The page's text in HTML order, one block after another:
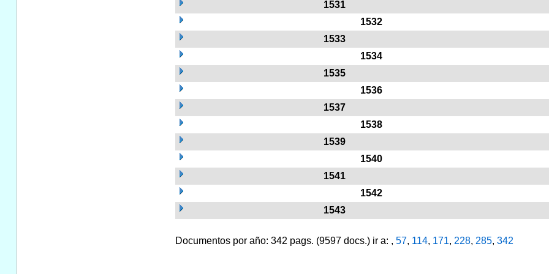
1531
1532
1533
1534
1535
1536
1537
1538
1539
1540
1541
1542
1543
Documentos por año: 342 pags. (9597 docs.) ir a: , 57, 114, 171, 228, 285, 342